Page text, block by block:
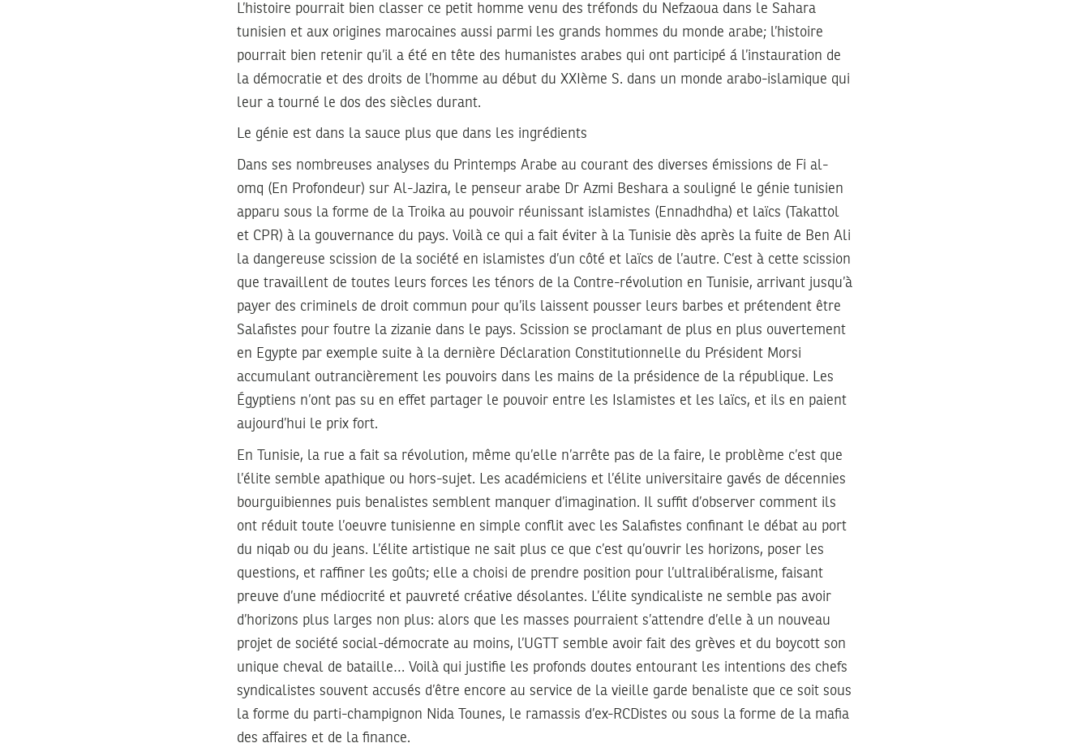
L’histoire pourrait bien classer ce petit homme venu des tréfonds du Nefzaoua dans le Sahara
tunisien et aux origines marocaines aussi parmi les grands hommes du monde arabe; l’histoire
pourrait bien retenir qu’il a été en tête des humanistes arabes qui ont participé á l’instauration de
la démocratie et des droits de l’homme au début du XXIème S. dans un monde arabo-islamique qui
leur a tourné le dos des siècles durant.
Le génie est dans la sauce plus que dans les ingrédients
Dans ses nombreuses analyses du Printemps Arabe au courant des diverses émissions de Fi al-
omq (En Profondeur) sur Al-Jazira, le penseur arabe Dr Azmi Beshara a souligné le génie tunisien
apparu sous la forme de la Troika au pouvoir réunissant islamistes (Ennadhdha) et laïcs (Takattol
et CPR) à la gouvernance du pays. Voilà ce qui a fait éviter à la Tunisie dès après la fuite de Ben Ali
la dangereuse scission de la société en islamistes d’un côté et laïcs de l’autre. C’est à cette scission
que travaillent de toutes leurs forces les ténors de la Contre-révolution en Tunisie, arrivant jusqu’à
payer des criminels de droit commun pour qu’ils laissent pousser leurs barbes et prétendent être
Salafistes pour foutre la zizanie dans le pays. Scission se proclamant de plus en plus ouvertement
en Egypte par exemple suite à la dernière Déclaration Constitutionnelle du Président Morsi
accumulant outrancièrement les pouvoirs dans les mains de la présidence de la république. Les
Égyptiens n’ont pas su en effet partager le pouvoir entre les Islamistes et les laïcs, et ils en paient
aujourd’hui le prix fort.
En Tunisie, la rue a fait sa révolution, même qu’elle n’arrête pas de la faire, le problème c’est que
l’élite semble apathique ou hors-sujet. Les académiciens et l’élite universitaire gavés de décennies
bourguibiennes puis benalistes semblent manquer d’imagination. Il suffit d’observer comment ils
ont réduit toute l’oeuvre tunisienne en simple conflit avec les Salafistes confinant le débat au port
du niqab ou du jeans. L’élite artistique ne sait plus ce que c’est qu’ouvrir les horizons, poser les
questions, et raffiner les goûts; elle a choisi de prendre position pour l’ultralibéralisme, faisant
preuve d’une médiocrité et pauvreté créative désolantes. L’élite syndicaliste ne semble pas avoir
d’horizons plus larges non plus: alors que les masses pourraient s’attendre d’elle à un nouveau
projet de société social-démocrate au moins, l’UGTT semble avoir fait des grèves et du boycott son
unique cheval de bataille… Voilà qui justifie les profonds doutes entourant les intentions des chefs
syndicalistes souvent accusés d’être encore au service de la vieille garde benaliste que ce soit sous
la forme du parti-champignon Nida Tounes, le ramassis d’ex-RCDistes ou sous la forme de la mafia
des affaires et de la finance.